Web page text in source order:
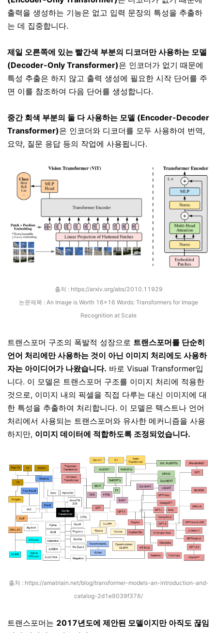
출력을 생성하는 기능은 없고 입력 문장의 특성을 추출하
는 데 집중합니다.
제일 오른쪽에 있는 빨간색 부분의 디코더만 사용하는 모델
(Decoder-Only Transformer)은 인코더가 없기 때문에
특성 추출은 하지 않고 출력 생성에 필요한 시작 단어를 주
면 이를 참조하여 다음 단어를 생성합니다.
중간 회색 부분의 둘 다 사용하는 모델 (Encoder-Decoder
Transformer)은 인코더와 디코더를 모두 사용하여 번역,
요약, 질문 응답 등의 작업에 사용됩니다.
출처 : https://arxiv.org/abs/2010.11929
논문제목 : An Image is Worth 16x16 Words: Transformers for Image
Recognition at Scale
트랜스포머 구조의 폭발적 성장으로 트랜스포머를 단순히
언어 처리에만 사용하는 것이 아닌 이미지 처리에도 사용하
자는 아이디어가 나왔습니다. 바로 Visual Transformer입
니다. 이 모델은 트랜스포머 구조를 이미지 처리에 적용한
것으로, 이미지 내의 픽셀을 직접 다루는 대신 이미지에 대
한 특성을 추출하여 처리합니다. 이 모델은 텍스트나 언어
처리에서 사용되는 트랜스포머와 유사한 메커니즘을 사용
하지만, 이미지 데이터에 적합하도록 조정되었습니다.
출처 : https://amatriain.net/blog/transformer-models-an-introduction-and-
catalog-2d1e9039f376/
트랜스포머는 2017년도에 제안된 모델이지만 아직도 끊임